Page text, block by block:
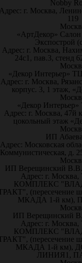
Nobby
г. Москва,
119
«АртДекор»
Экспострой
Адрес: г. Москва,
24с1, пав.3, стенд
«Декор Интерьер»
Адрес: г. Москва,
корпус. 3, 1 этаж,
«Декор
Адрес: г. Москва,
цокольный этаж
ИП
Адрес: Московская
Коммунистическая, д.
ИП Верещинский
Адрес: г.
КОМПЛЕКС
(пересечение
МКАДА 1-й км),
ИП Верещинский
Адрес: г.
КОМПЛЕКС
(пересечение
МКАДА 1-й км),
ЛИНИЯ1,